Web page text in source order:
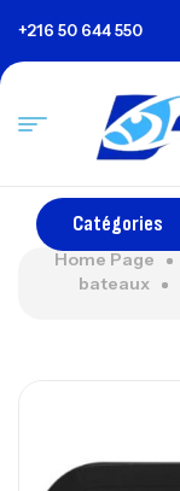
+216 50 644 550
Catégories
Home Page
bateaux